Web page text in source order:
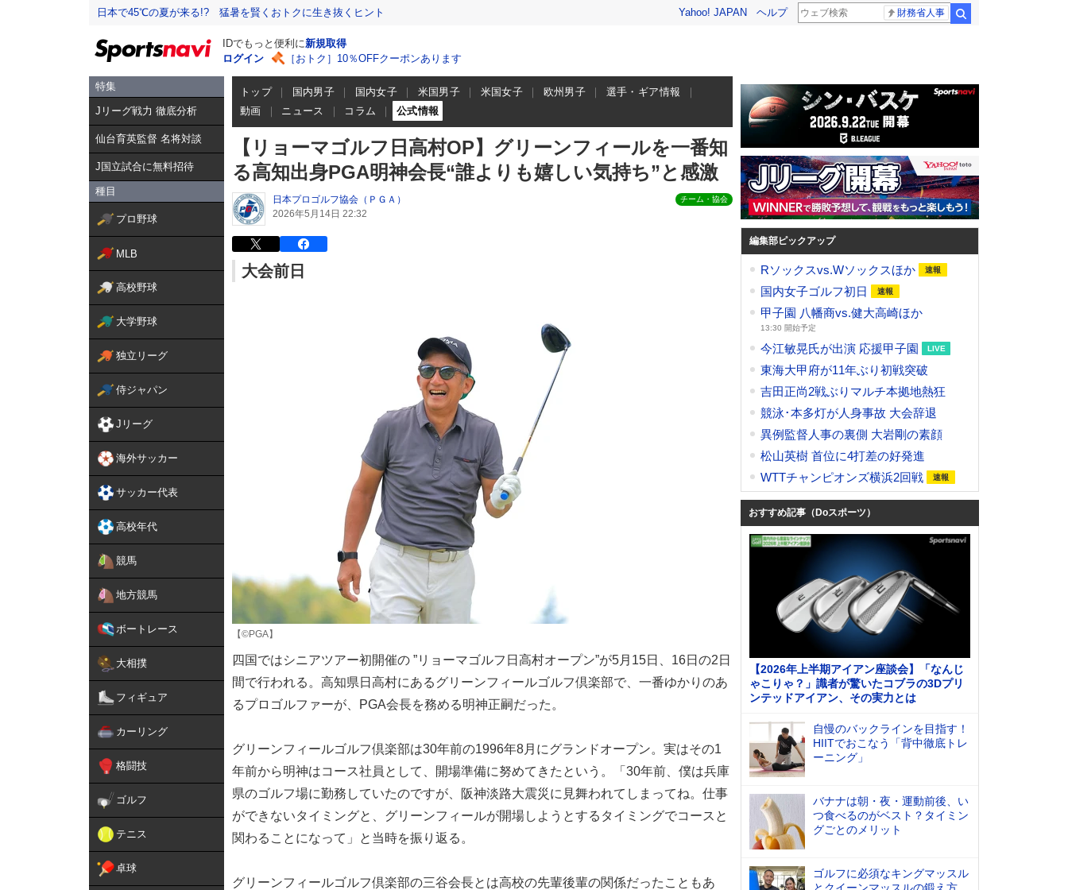
日本で45℃の夏が来る!? 猛暑を賢くおトクに生き抜くヒント Yahoo! JAPAN ヘルプ 財務省人事
IDでもっと便利に新規取得
ログイン
［おトク］10％OFFクーポンあります
特集
Jリーグ戦力 徹底分析
仙台育英監督 名将対談
J国立試合に無料招待
種目
プロ野球
MLB
高校野球
大学野球
独立リーグ
侍ジャパン
Jリーグ
海外サッカー
サッカー代表
高校年代
競馬
地方競馬
ボートレース
大相撲
フィギュア
カーリング
格闘技
ゴルフ
テニス
卓球
トップ 国内男子 国内女子 米国男子 米国女子 欧州男子
選手・ギア情報
動画
ニュース コラム 公式情報
【リョーマゴルフ日高村OP】グリーンフィールを一番知
る高知出身PGA明神会長“誰よりも嬉しい気持ち”と感激
日本プロゴルフ協会（ＰＧＡ）
2026年5月14日 22:32
チーム・協会
大会前日
【©PGA】
四国ではシニアツアー初開催の ”リョーマゴルフ日高村オープン”が5月15日、16日の2日
間で行われる。高知県日高村にあるグリーンフィールゴルフ倶楽部で、一番ゆかりのあ
るプロゴルファーが、PGA会長を務める明神正嗣だった。
グリーンフィールゴルフ倶楽部は30年前の1996年8月にグランドオープン。実はその1
年前から明神はコース社員として、開場準備に努めてきたという。「30年前、僕は兵庫
県のゴルフ場に勤務していたのですが、阪神淡路大震災に見舞われてしまってね。仕事
ができないタイミングと、グリーンフィールが開場しようとするタイミングでコースと
関わることになって」と当時を振り返る。
グリーンフィールゴルフ倶楽部の三谷会長とは高校の先輩後輩の関係だったこともあ
編集部ピックアップ
Rソックスvs.Wソックスほか
国内女子ゴルフ初日
甲子園 八幡商vs.健大高崎ほか
13:30 開始予定
今江敏晃氏が出演 応援甲子園
東海大甲府が11年ぶり初戦突破
吉田正尚2戦ぶりマルチ本拠地熱狂
競泳･本多灯が人身事故 大会辞退
異例監督人事の裏側 大岩剛の素顔
松山英樹 首位に4打差の好発進
WTTチャンピオンズ横浜2回戦
おすすめ記事（Doスポーツ）
【2026年上半期アイアン座談会】「なんじ
ゃこりゃ？」識者が驚いたコブラの3Dプリ
ンテッドアイアン、その実力とは
自慢のバックラインを目指す！
HIITでおこなう「背中徹底トレ
ーニング」
バナナは朝・夜・運動前後、い
つ食べるのがベスト？タイミン
グごとのメリット
ゴルフに必須なキングマッスル